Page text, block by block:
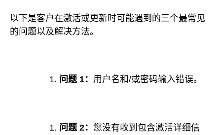
以下是客户在激活或更新时可能遇到的三个最常见
的问题以及解决方法。
问题 1： 用户名和/或密码输入错误。
问题 2： 您没有收到包含激活详细信